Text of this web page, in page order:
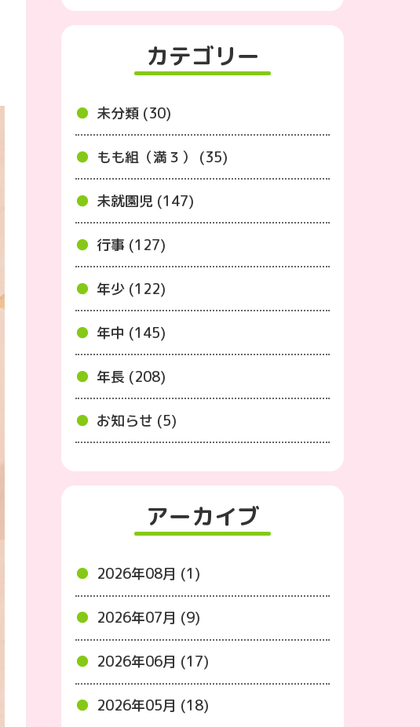
カテゴリー
未分類 (30)
もも組（満３） (35)
未就園児 (147)
行事 (127)
年少 (122)
年中 (145)
年長 (208)
お知らせ (5)
アーカイブ
2026年08月 (1)
2026年07月 (9)
2026年06月 (17)
2026年05月 (18)